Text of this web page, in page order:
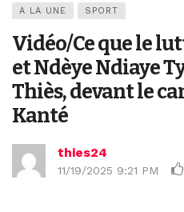
A LA UNE SPORT
Vidéo/Ce que le
et Ndèye Ndiaye
Thiès, devant le
Kanté
thies24
11/19/2025 9:21 PM